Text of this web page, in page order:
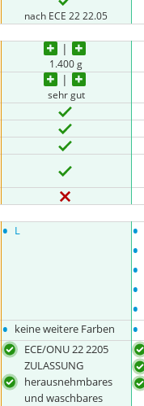
nach ECE 22 22.05
1.400 g
sehr gut
• L •
•
•
•
•
• keine weitere Farben •
ECE/ONU 22 2205
ZULASSUNG
herausnehmbares
und waschbares